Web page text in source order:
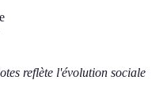
reflète l'évolution sociale